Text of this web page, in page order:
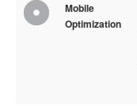
Mobile
Optimization